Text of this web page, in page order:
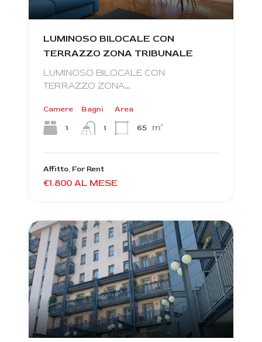
LUMINOSO BILOCALE CON
TERRAZZO ZONA TRIBUNALE
LUMINOSO BILOCALE CON
TERRAZZO ZONA…
Camere
1
Bagni
1
Area
65
m²
Affitto, For Rent
€1.800 AL MESE